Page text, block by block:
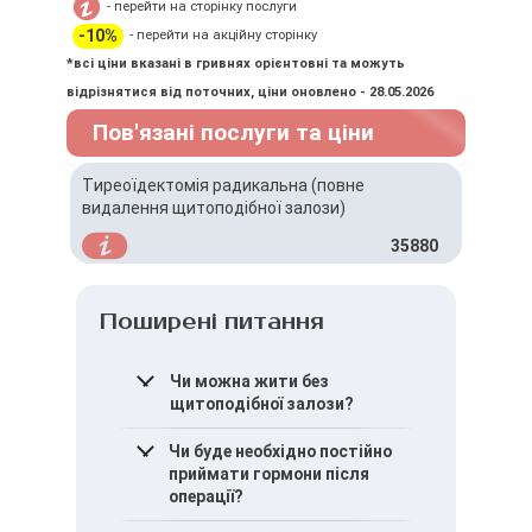
- перейти на сторінку послуги
-10%
- перейти на акційну сторінку
*всі ціни вказані в гривнях орієнтовні та можуть
відрізнятися від поточних, ціни оновлено - 28.05.2026
Пов'язані послуги та ціни
Тиреоїдектомія радикальна (повне
видалення щитоподібної залози)
35880
Поширені питання
Чи можна жити без
щитоподібної залози?
Так, за умови регулярної
замісної гормональної
терапії людина може
вести повноцінне життя.
Чи буде необхідно постійно
приймати гормони після
операції?